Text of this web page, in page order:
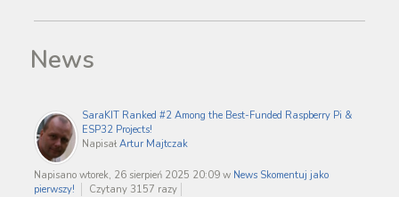
News
SaraKIT Ranked #2 Among the Best-Funded Raspberry Pi &
ESP32 Projects!
Napisał Artur Majtczak
Napisano wtorek, 26 sierpień 2025 20:09 w News Skomentuj jako
pierwszy!
Czytany 3157 razy